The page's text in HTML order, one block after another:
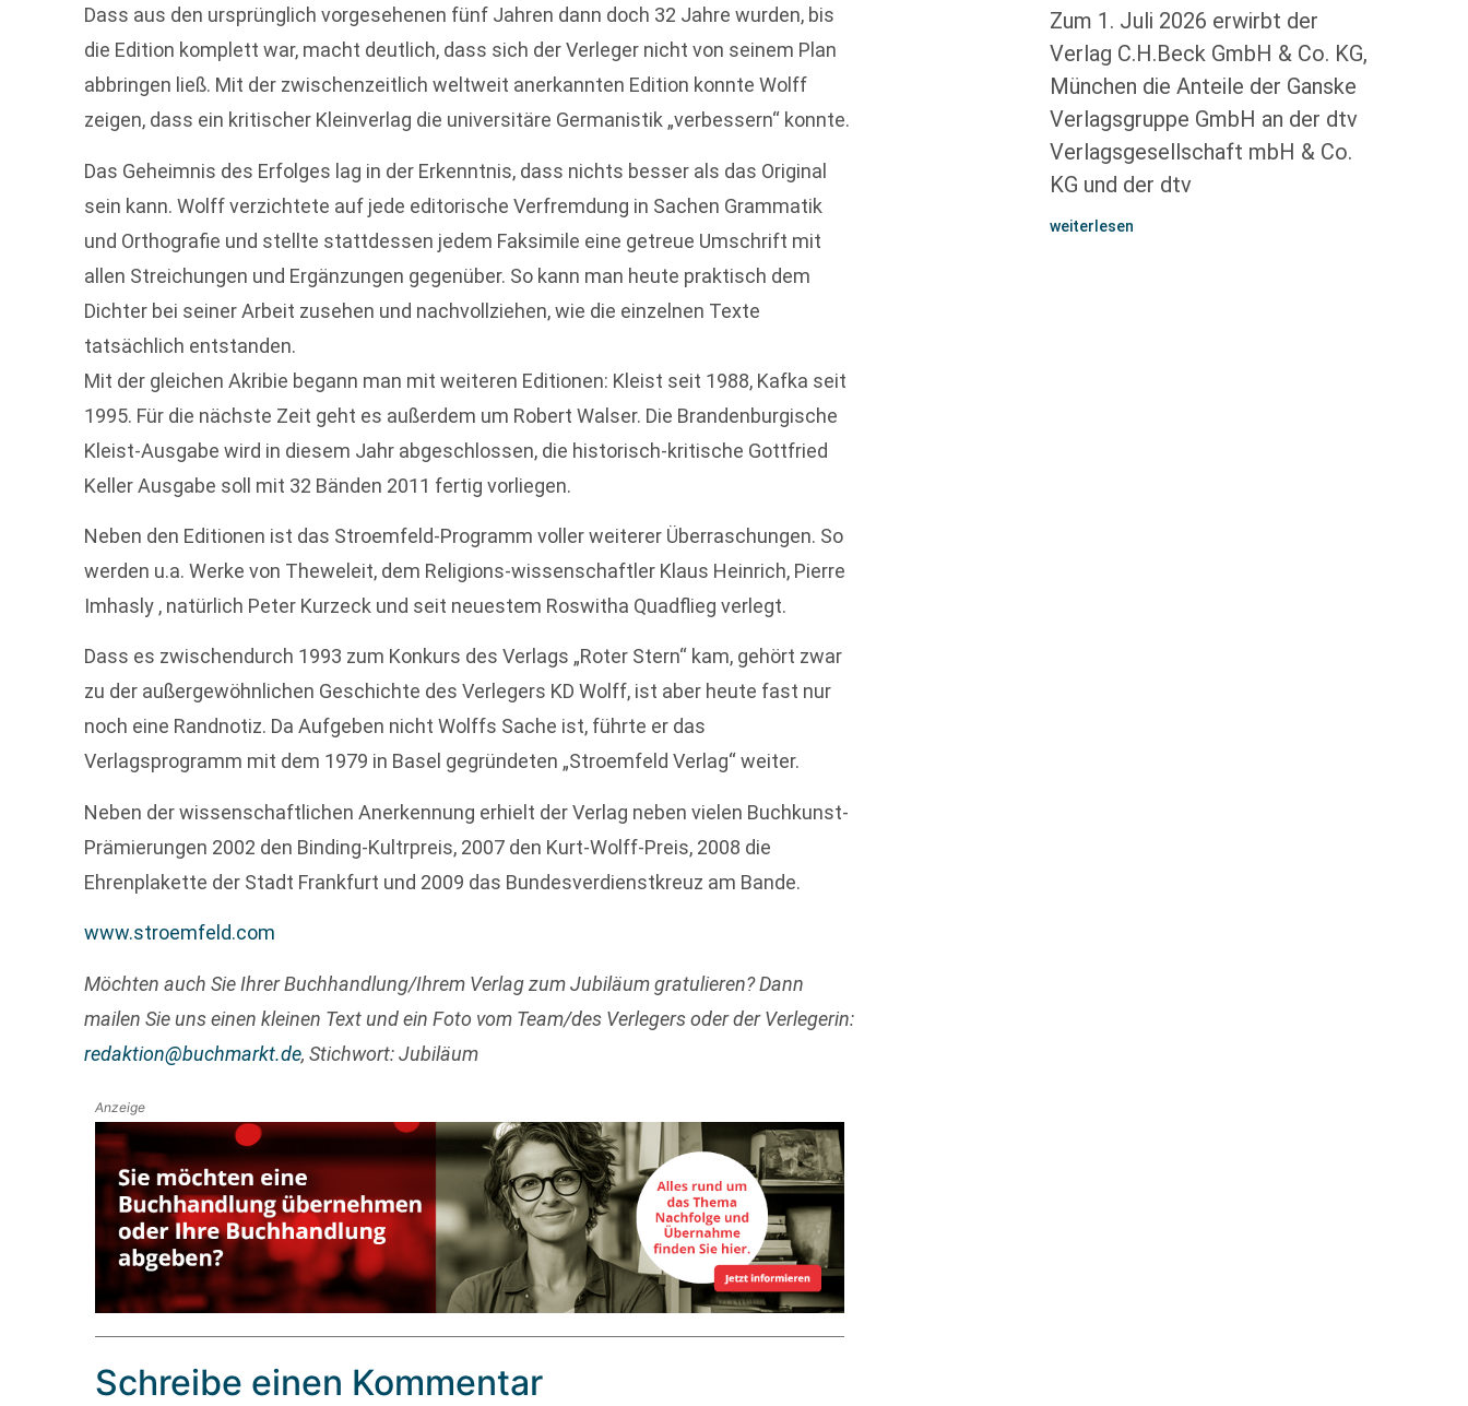
Dass aus den ursprünglich vorgesehenen fünf Jahren dann doch 32 Jahre wurden, bis
die Edition komplett war, macht deutlich, dass sich der Verleger nicht von seinem Plan
abbringen ließ. Mit der zwischenzeitlich weltweit anerkannten Edition konnte Wolff
zeigen, dass ein kritischer Kleinverlag die universitäre Germanistik „verbessern“ konnte.
Das Geheimnis des Erfolges lag in der Erkenntnis, dass nichts besser als das Original
sein kann. Wolff verzichtete auf jede editorische Verfremdung in Sachen Grammatik
und Orthografie und stellte stattdessen jedem Faksimile eine getreue Umschrift mit
allen Streichungen und Ergänzungen gegenüber. So kann man heute praktisch dem
Dichter bei seiner Arbeit zusehen und nachvollziehen, wie die einzelnen Texte
tatsächlich entstanden.
Mit der gleichen Akribie begann man mit weiteren Editionen: Kleist seit 1988, Kafka seit
1995. Für die nächste Zeit geht es außerdem um Robert Walser. Die Brandenburgische
Kleist-Ausgabe wird in diesem Jahr abgeschlossen, die historisch-kritische Gottfried
Keller Ausgabe soll mit 32 Bänden 2011 fertig vorliegen.
Neben den Editionen ist das Stroemfeld-Programm voller weiterer Überraschungen. So
werden u.a. Werke von Theweleit, dem Religions-wissenschaftler Klaus Heinrich, Pierre
Imhasly , natürlich Peter Kurzeck und seit neuestem Roswitha Quadflieg verlegt.
Dass es zwischendurch 1993 zum Konkurs des Verlags „Roter Stern“ kam, gehört zwar
zu der außergewöhnlichen Geschichte des Verlegers KD Wolff, ist aber heute fast nur
noch eine Randnotiz. Da Aufgeben nicht Wolffs Sache ist, führte er das
Verlagsprogramm mit dem 1979 in Basel gegründeten „Stroemfeld Verlag“ weiter.
Neben der wissenschaftlichen Anerkennung erhielt der Verlag neben vielen Buchkunst-
Prämierungen 2002 den Binding-Kultrpreis, 2007 den Kurt-Wolff-Preis, 2008 die
Ehrenplakette der Stadt Frankfurt und 2009 das Bundesverdienstkreuz am Bande.
www.stroemfeld.com
Möchten auch Sie Ihrer Buchhandlung/Ihrem Verlag zum Jubiläum gratulieren? Dann
mailen Sie uns einen kleinen Text und ein Foto vom Team/des Verlegers oder der Verlegerin:
redaktion@buchmarkt.de, Stichwort: Jubiläum
Anzeige
Schreibe einen Kommentar
Zum 1. Juli 2026 erwirbt der
Verlag C.H.Beck GmbH & Co. KG,
München die Anteile der Ganske
Verlagsgruppe GmbH an der dtv
Verlagsgesellschaft mbH & Co.
KG und der dtv
weiterlesen